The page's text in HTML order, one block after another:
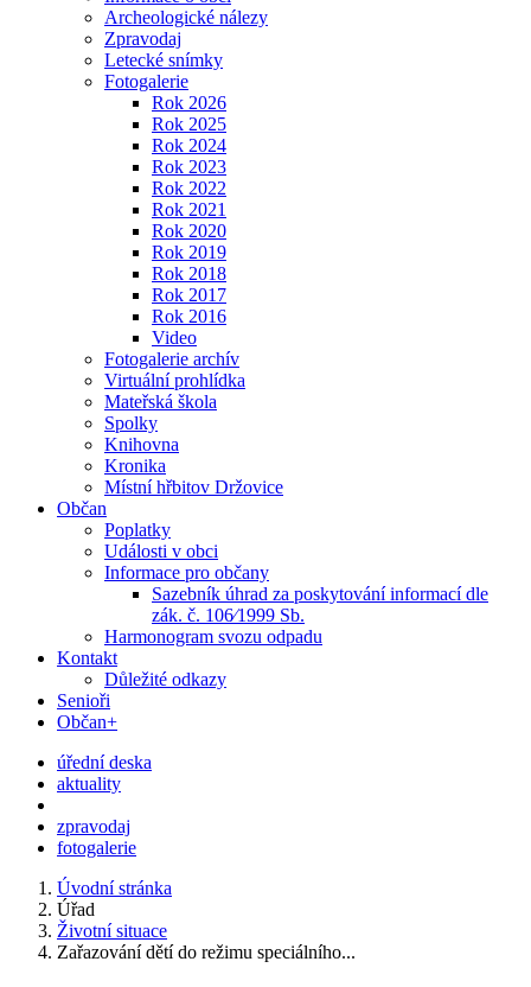
Archeologické nálezy
Zpravodaj
Letecké snímky
Fotogalerie
Rok 2026
Rok 2025
Rok 2024
Rok 2023
Rok 2022
Rok 2021
Rok 2020
Rok 2019
Rok 2018
Rok 2017
Rok 2016
Video
Fotogalerie archív
Virtuální prohlídka
Mateřská škola
Spolky
Knihovna
Kronika
Místní hřbitov Držovice
Občan
Poplatky
Události v obci
Informace pro občany
Sazebník úhrad za poskytování informací dle
zák. č. 106⁄1999 Sb.
Harmonogram svozu odpadu
Kontakt
Důležité odkazy
Senioři
Občan+
úřední deska
aktuality
zpravodaj
fotogalerie
Úvodní stránka
Úřad
Životní situace
Zařazování dětí do režimu speciálního...